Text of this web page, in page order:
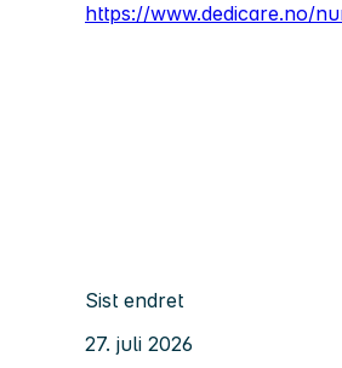
https://www.dedicare.no/
Sist endret
27. juli 2026